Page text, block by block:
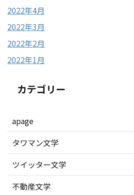
2022年4月
2022年3月
2022年2月
2022年1月
カテゴリー
apage
タワマン文学
ツイッター文学
不動産文学